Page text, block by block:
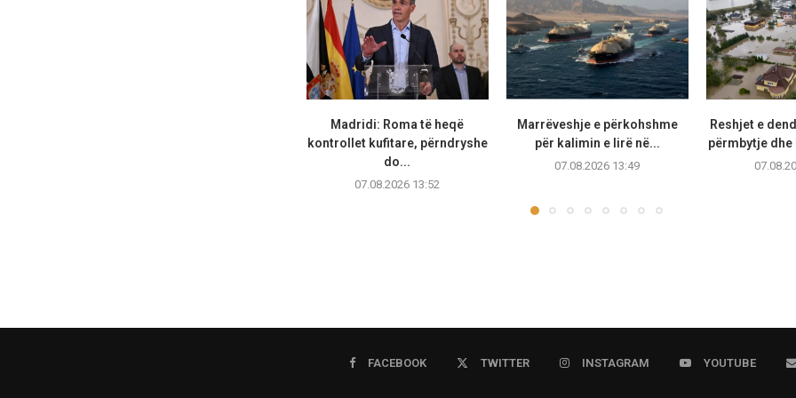
Madridi: Roma të heqë
kontrollet kufitare, përndryshe
do...
07.08.2026 13:52
Marrëveshje e përkohshme
për kalimin e lirë në...
07.08.2026 13:49
Reshjet e
përmbytje
FACEBOOK TWITTER INSTAGRAM YOUTUBE